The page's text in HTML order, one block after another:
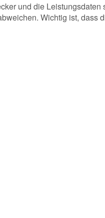
und die
Wichtig ist, dass